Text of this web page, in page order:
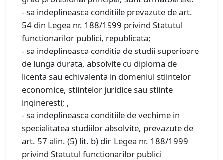
- sa indeplineasca conditiile prevazute de art.
54 din Legea nr. 188/1999 privind Statutul
functionarilor publici, republicata;
- sa indeplineasca conditia de studii superioare
de lunga durata, absolvite cu diploma de
licenta sau echivalenta in domeniul stiintelor
economice, stiintelor juridice sau stiinte
ingineresti; ,
- sa indeplineasca conditiile de vechime in
specialitatea studiilor absolvite, prevazute de
art. 57 alin. (5) lit. b) din Legea nr. 188/1999
privind Statutul functionarilor publici